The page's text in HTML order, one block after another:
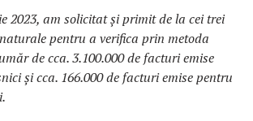
2023, am solicitat și primit de la cei trei
pentru a verifica prin metoda
de cca. 3.100.000 de facturi emise
și cca. 166.000 de facturi emise pentru